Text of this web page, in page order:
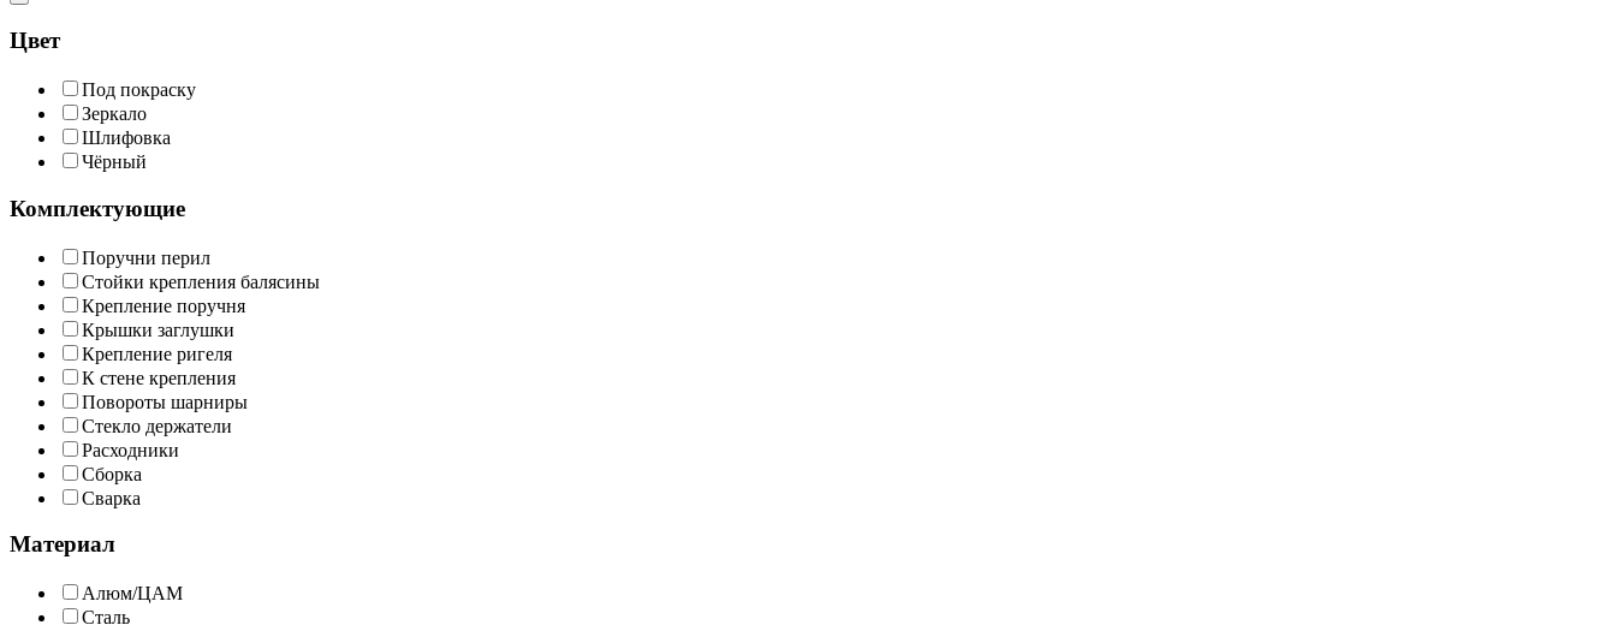
Цвет
Под покраску
Зеркало
Шлифовка
Чёрный
Комплектующие
Поручни перил
Стойки крепления балясины
Крепление поручня
Крышки заглушки
Крепление ригеля
К стене крепления
Повороты шарниры
Стекло держатели
Расходники
Сборка
Сварка
Материал
Алюм/ЦАМ
Сталь